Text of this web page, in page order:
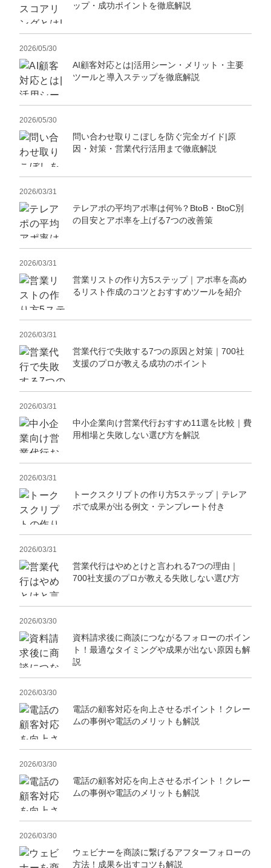
ップ・成功ポイントを徹底解説
2026/05/30
AI顧客対応とは|活用シーン・メリット・主要
ツールと導入ステップを徹底解説
2026/05/30
問い合わせ取りこぼしを防ぐ完全ガイド|原
因・対策・営業代行活用まで徹底解説
2026/03/31
テレアポの平均アポ率は何%？BtoB・BtoC別
の目安とアポ率を上げる7つの改善策
2026/03/31
営業リストの作り方5ステップ｜アポ率を高め
るリスト作成のコツとおすすめツールを紹介
2026/03/31
営業代行で失敗する7つの原因と対策｜700社
支援のプロが教える成功のポイント
2026/03/31
中小企業向け営業代行おすすめ11選を比較｜費
用相場と失敗しない選び方を解説
2026/03/31
トークスクリプトの作り方5ステップ｜テレア
ポで成果が出る例文・テンプレート付き
2026/03/31
営業代行はやめとけと言われる7つの理由｜
700社支援のプロが教える失敗しない選び方
2026/03/30
資料請求後に商談につながるフォローのポイン
ト！最適なタイミングや成果が出ない原因も解
説
2026/03/30
電話の顧客対応を向上させるポイント！クレー
ムの事例や電話のメリットも解説
2026/03/30
電話の顧客対応を向上させるポイント！クレー
ムの事例や電話のメリットも解説
2026/03/30
ウェビナーを商談に繋げるアフターフォローの
方法！成果を出すコツも解説